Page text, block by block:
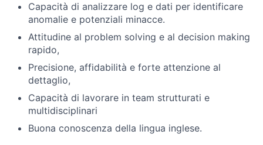
Capacità di analizzare log e dati per identificare
anomalie e potenziali minacce.
Attitudine al problem solving e al decision making
rapido,
Precisione, affidabilità e forte attenzione al
dettaglio,
Capacità di lavorare in team strutturati e
multidisciplinari
Buona conoscenza della lingua inglese.